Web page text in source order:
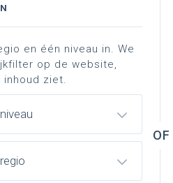
en één niveau in. We
op de website,
ziet.